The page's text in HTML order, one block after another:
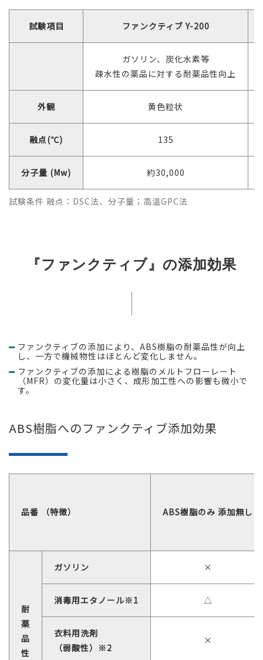
試験条件 融点：DSC法、分子量；高温GPC法
試験項目 ファンクティブ Y-200
ガソリン、炭化水素等
疎水性の薬品に対する耐薬品性向上
外観 黄色粒状
融点(℃) 135
分子量 (Mw) 約30,000
『ファンクティブ』の添加効果
ファンクティブの添加により、ABS樹脂の耐薬品性が向上
し、一方で機械物性はほとんど変化しません。
ファンクティブの添加による樹脂のメルトフローレート
（MFR）の変化量は小さく、成形加工性への影響も微小で
す。
ABS樹脂へのファンクティブ添加効果
品番 （特徴） ABS樹脂のみ 添加無し
耐
薬
品
性
ガソリン ×
消毒用エタノール※1 △
衣料用洗剤
（弱酸性）※2
×